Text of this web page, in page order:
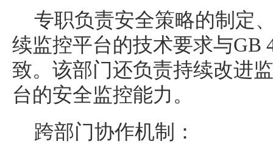
专职负责安全策略的制定
续监控平台的技术要求与GB
致。该部门还负责持续改进
台的安全监控能力。
跨部门协作机制：